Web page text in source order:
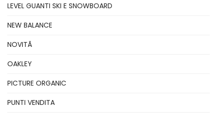
LEVEL GUANTI SKI E SNOWBOARD
NEW BALANCE
NOVITÃ
OAKLEY
PICTURE ORGANIC
PUNTI VENDITA